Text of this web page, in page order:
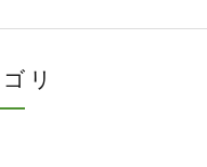
リ